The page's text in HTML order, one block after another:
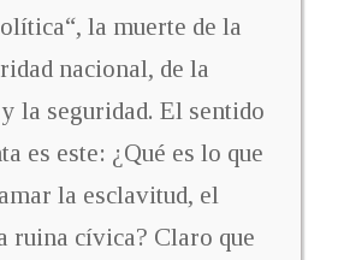
la muerte de la
nacional, de la
la seguridad. El sentido
es este: ¿Qué es lo que
la esclavitud, el
ruina cívica? Claro que